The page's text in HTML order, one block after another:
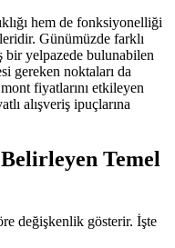
hem de fonksiyonelliği
Günümüzde farklı
bir yelpazede bulunabilen
gereken noktaları da
fiyatlarını etkileyen
alışveriş ipuçlarına
Temel
değişkenlik gösterir. İşte